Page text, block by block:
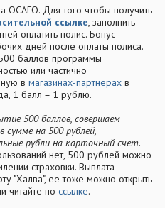
ОСАГО. Для того чтобы получить
ссылке, заполнить
оплатить полис. Бонус
дней после оплаты полиса.
баллов программы
или частично
в магазинах-партнерах в
1 балл = 1 рублю.
500 баллов, совершаем
сумме на 500 рублей,
рубли на карточный счет.
нет, 500 рублей можно
страховки. Выплата
"Халва", ее тоже можно открыть
читайте по ссылке.